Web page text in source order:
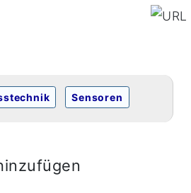
Sensoren